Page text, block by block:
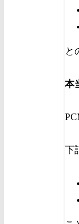
と
本
下